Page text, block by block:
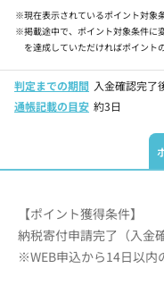
※現在表示されているポイント対象
※掲載途中で、ポイント対象条件に
を達成していただければポイント
判定までの期間 入金確認完了
通帳記載の目安 約3日
【ポイント獲得条件】
納税寄付申請完了（入金
※WEB申込から14日以内